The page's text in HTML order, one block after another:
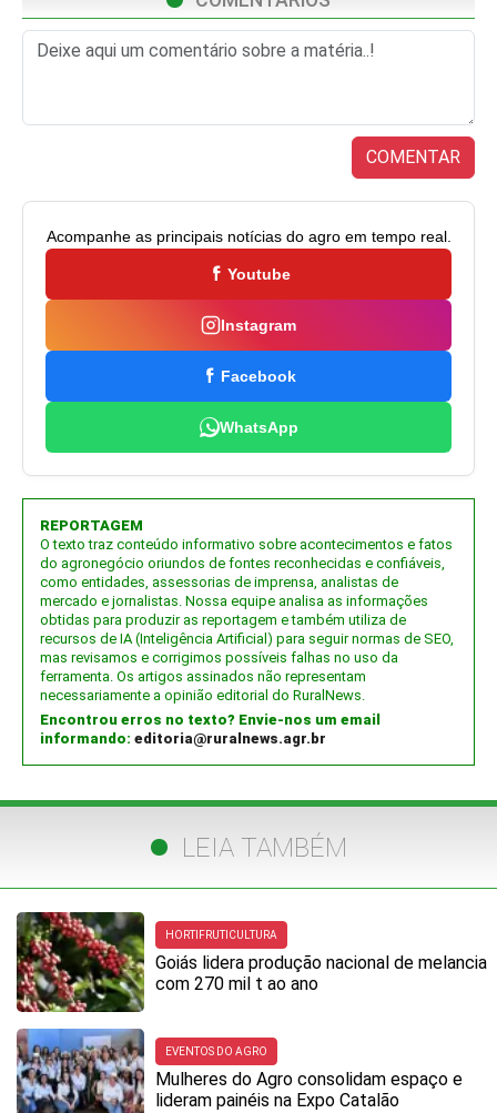
COMENTAR
Acompanhe as principais notícias do agro em tempo real.
Youtube
Instagram
Facebook
WhatsApp
REPORTAGEM
O texto traz conteúdo informativo sobre acontecimentos e fatos
do agronegócio oriundos de fontes reconhecidas e confiáveis,
como entidades, assessorias de imprensa, analistas de
mercado e jornalistas. Nossa equipe analisa as informações
obtidas para produzir as reportagem e também utiliza de
recursos de IA (Inteligência Artificial) para seguir normas de SEO,
mas revisamos e corrigimos possíveis falhas no uso da
ferramenta. Os artigos assinados não representam
necessariamente a opinião editorial do RuralNews.
Encontrou erros no texto? Envie-nos um email
informando: editoria@ruralnews.agr.br
LEIA TAMBÉM
HORTIFRUTICULTURA
Goiás lidera produção nacional de melancia
com 270 mil t ao ano
EVENTOS DO AGRO
Mulheres do Agro consolidam espaço e
lideram painéis na Expo Catalão